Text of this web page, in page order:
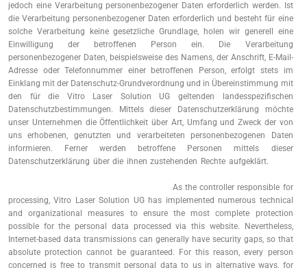
jedoch eine Verarbeitung personenbezogener Daten erforderlich werden. Ist
die Verarbeitung personenbezogener Daten erforderlich und besteht für eine
solche Verarbeitung keine gesetzliche Grundlage, holen wir generell eine
Einwilligung der betroffenen Person ein. Die Verarbeitung
personenbezogener Daten, beispielsweise des Namens, der Anschrift, E-Mail-
Adresse oder Telefonnummer einer betroffenen Person, erfolgt stets im
Einklang mit der Datenschutz-Grundverordnung und in Übereinstimmung mit
den für die Vitro Laser Solution UG geltenden landesspezifischen
Datenschutzbestimmungen. Mittels dieser Datenschutzerklärung möchte
unser Unternehmen die Öffentlichkeit über Art, Umfang und Zweck der von
uns erhobenen, genutzten und verarbeiteten personenbezogenen Daten
informieren. Ferner werden betroffene Personen mittels dieser
Datenschutzerklärung über die ihnen zustehenden Rechte aufgeklärt.
As the controller responsible for
processing, Vitro Laser Solution UG has implemented numerous technical
and organizational measures to ensure the most complete protection
possible for the personal data processed via this website. Nevertheless,
Internet-based data transmissions can generally have security gaps, so that
absolute protection cannot be guaranteed. For this reason, every person
concerned is free to transmit personal data to us in alternative ways, for